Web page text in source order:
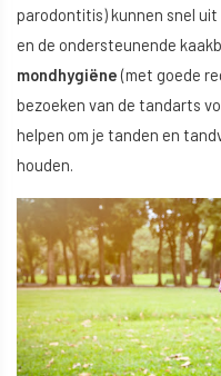
parodontitis) kunnen snel
en de ondersteunende
mondhygiëne (met goede
bezoeken van de tandarts
helpen om je tanden en
houden.